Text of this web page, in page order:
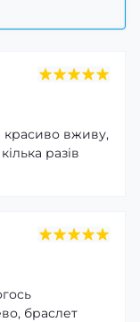
вживу,
разів
браслет